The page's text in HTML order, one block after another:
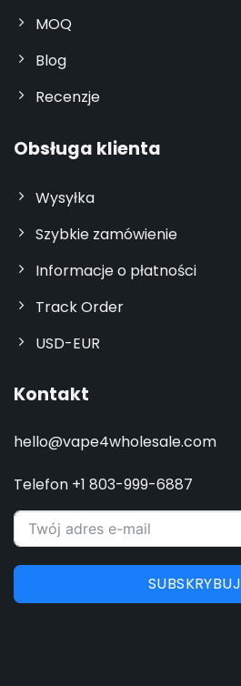
MOQ
Blog
Recenzje
Obsługa klienta
Wysyłka
Szybkie zamówienie
Informacje o płatności
Track Order
USD-EUR
Kontakt
hello@vape4wholesale.com
Telefon +1 803-999-6887
SUBSKRYBUJ